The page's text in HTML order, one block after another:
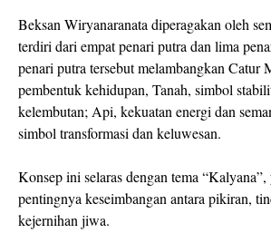
Beksan Wiryanaranata diperagakan oleh
terdiri dari empat penari putra dan lima
penari putra tersebut melambangkan Catur
pembentuk kehidupan, Tanah, simbol
kelembutan; Api, kekuatan energi dan
simbol transformasi dan keluwesan.
Konsep ini selaras dengan tema
pentingnya keseimbangan antara pikiran,
kejernihan jiwa.